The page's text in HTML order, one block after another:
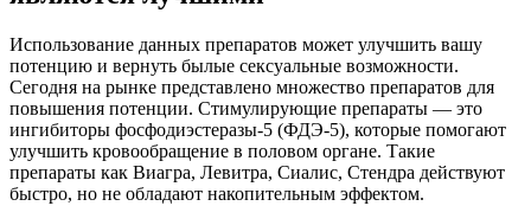
Использование данных препаратов может улучшить вашу
потенцию и вернуть былые сексуальные возможности.
Сегодня на рынке представлено множество препаратов для
повышения потенции. Стимулирующие препараты — это
ингибиторы фосфодиэстеразы-5 (ФДЭ-5), которые помогают
улучшить кровообращение в половом органе. Такие
препараты как Виагра, Левитра, Сиалис, Стендра действуют
быстро, но не обладают накопительным эффектом.